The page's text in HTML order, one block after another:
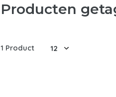
Producten
1 Product